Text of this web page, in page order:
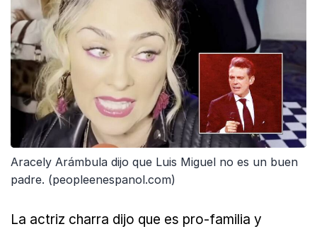
Aracely Arámbula dijo que Luis Miguel no es un buen
padre. (peopleenespanol.com)
La actriz charra dijo que es pro-familia y